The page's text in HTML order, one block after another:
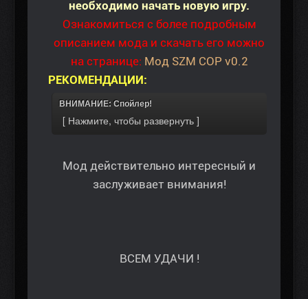
необходимо начать новую игру.
Ознакомиться с более подробным
описанием мода и скачать его можно
на странице: Мод SZM COP v0.2
РЕКОМЕНДАЦИИ:
ВНИМАНИЕ: Спойлер!
Мод действительно интересный и
заслуживает внимания!
ВСЕМ УДАЧИ !